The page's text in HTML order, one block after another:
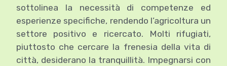
sottolinea la necessità di competenze ed
esperienze specifiche, rendendo l’agricoltura un
settore positivo e ricercato. Molti rifugiati,
piuttosto che cercare la frenesia della vita di
città, desiderano la tranquillità. Impegnarsi con